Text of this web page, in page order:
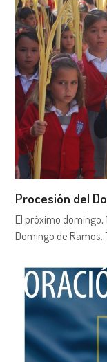
Procesión del
El próximo domingo,
Domingo de Ramos.